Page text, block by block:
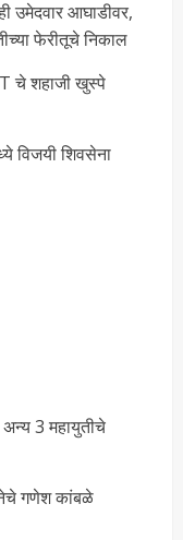
उमेदवार आघाडीवर,
फेरीतूचे निकाल
चे शहाजी खुस्पे
विजयी शिवसेना
3 महायुतीचे
गणेश कांबळे